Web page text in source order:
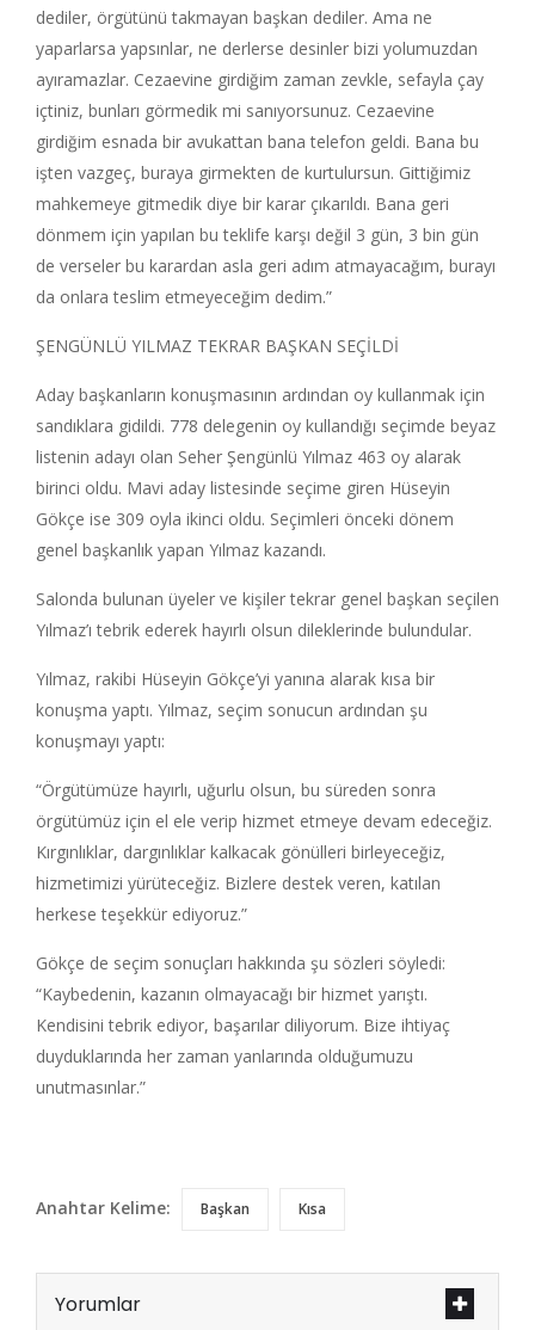
dediler, örgütünü takmayan başkan dediler. Ama ne
yaparlarsa yapsınlar, ne derlerse desinler bizi yolumuzdan
ayıramazlar. Cezaevine girdiğim zaman zevkle, sefayla çay
içtiniz, bunları görmedik mi sanıyorsunuz. Cezaevine
girdiğim esnada bir avukattan bana telefon geldi. Bana bu
işten vazgeç, buraya girmekten de kurtulursun. Gittiğimiz
mahkemeye gitmedik diye bir karar çıkarıldı. Bana geri
dönmem için yapılan bu teklife karşı değil 3 gün, 3 bin gün
de verseler bu karardan asla geri adım atmayacağım, burayı
da onlara teslim etmeyeceğim dedim.”
ŞENGÜNLÜ YILMAZ TEKRAR BAŞKAN SEÇİLDİ
Aday başkanların konuşmasının ardından oy kullanmak için
sandıklara gidildi. 778 delegenin oy kullandığı seçimde beyaz
listenin adayı olan Seher Şengünlü Yılmaz 463 oy alarak
birinci oldu. Mavi aday listesinde seçime giren Hüseyin
Gökçe ise 309 oyla ikinci oldu. Seçimleri önceki dönem
genel başkanlık yapan Yılmaz kazandı.
Salonda bulunan üyeler ve kişiler tekrar genel başkan seçilen
Yılmaz’ı tebrik ederek hayırlı olsun dileklerinde bulundular.
Yılmaz, rakibi Hüseyin Gökçe’yi yanına alarak kısa bir
konuşma yaptı. Yılmaz, seçim sonucun ardından şu
konuşmayı yaptı:
“Örgütümüze hayırlı, uğurlu olsun, bu süreden sonra
örgütümüz için el ele verip hizmet etmeye devam edeceğiz.
Kırgınlıklar, dargınlıklar kalkacak gönülleri birleyeceğiz,
hizmetimizi yürüteceğiz. Bizlere destek veren, katılan
herkese teşekkür ediyoruz.”
Gökçe de seçim sonuçları hakkında şu sözleri söyledi:
“Kaybedenin, kazanın olmayacağı bir hizmet yarıştı.
Kendisini tebrik ediyor, başarılar diliyorum. Bize ihtiyaç
duyduklarında her zaman yanlarında olduğumuzu
unutmasınlar.”
Anahtar Kelime: Başkan Kısa
Yorumlar